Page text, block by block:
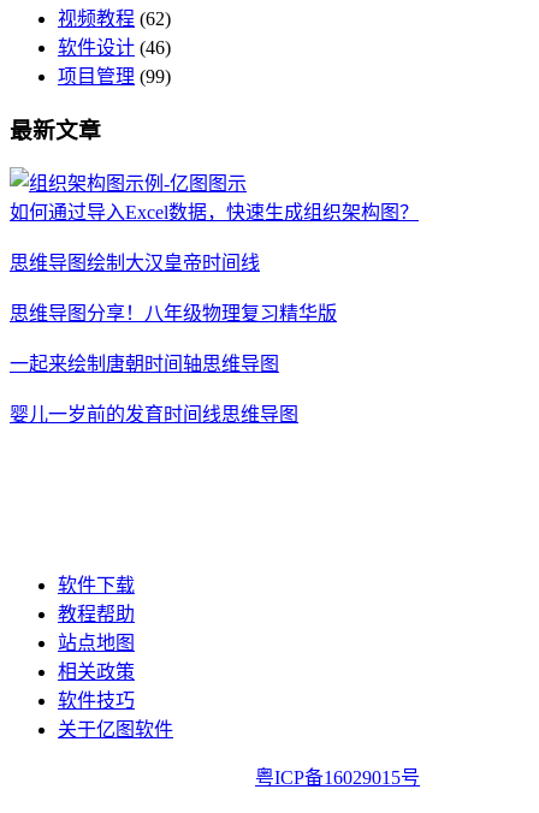
视频教程 (62)
软件设计 (46)
项目管理 (99)
最新文章
如何通过导入Excel数据，快速生成组织架构图？
思维导图绘制大汉皇帝时间线
思维导图分享！八年级物理复习精华版
一起来绘制唐朝时间轴思维导图
婴儿一岁前的发育时间线思维导图
软件下载
教程帮助
站点地图
相关政策
软件技巧
关于亿图软件
粤ICP备16029015号